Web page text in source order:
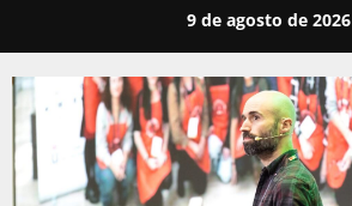
contenido
9 de agosto de 2026